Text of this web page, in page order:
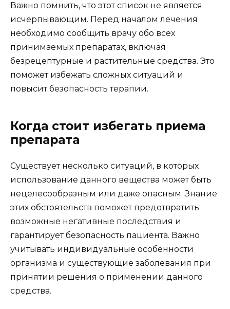
Важно помнить, что этот список не является
исчерпывающим. Перед началом лечения
необходимо сообщить врачу обо всех
принимаемых препаратах, включая
безрецептурные и растительные средства. Это
поможет избежать сложных ситуаций и
повысит безопасность терапии.
Когда стоит избегать приема
препарата
Существует несколько ситуаций, в которых
использование данного вещества может быть
нецелесообразным или даже опасным. Знание
этих обстоятельств поможет предотвратить
возможные негативные последствия и
гарантирует безопасность пациента. Важно
учитывать индивидуальные особенности
организма и существующие заболевания при
принятии решения о применении данного
средства.